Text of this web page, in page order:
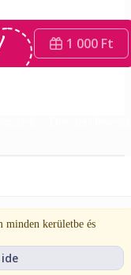
1 000 Ft
minden kerületbe és